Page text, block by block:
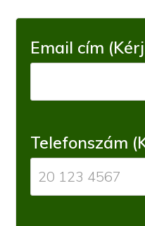
Email cím
Telefonszám